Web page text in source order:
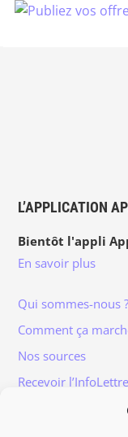
L’APPLICATION
Bientôt l'appli
En savoir plus
Qui sommes-nous ?
Comment ça
Nos sources
Recevoir